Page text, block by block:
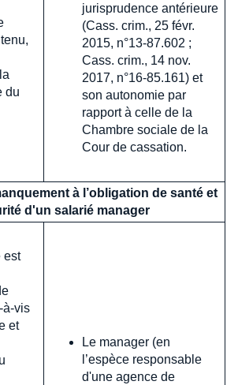
du
jurisprudence antérieure
(Cass. crim., 25 févr.
2015, n°13-87.602 ;
Cass. crim., 14 nov.
2017, n°16-85.161) et
son autonomie par
rapport à celle de la
Chambre sociale de la
Cour de cassation.
à l’obligation de santé et
d'un salarié manager
est
à-vis
et
Le manager (en
l’espèce responsable
d'une agence de